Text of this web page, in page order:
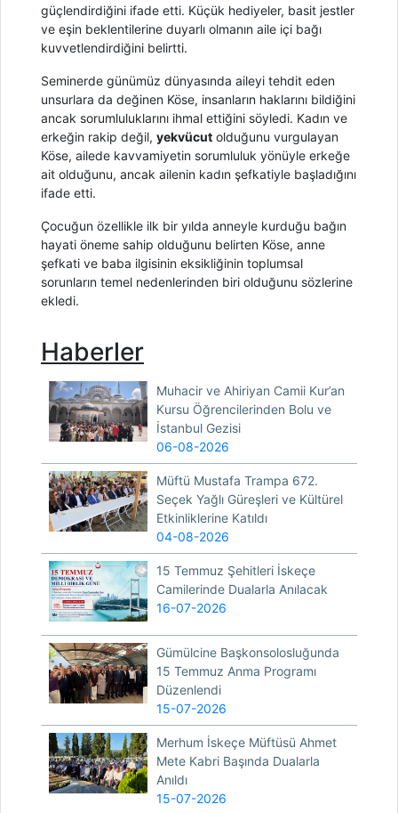
güçlendirdiğini ifade etti. Küçük hediyeler, basit jestler
ve eşin beklentilerine duyarlı olmanın aile içi bağı
kuvvetlendirdiğini belirtti.
Seminerde günümüz dünyasında aileyi tehdit eden
unsurlara da değinen Köse, insanların haklarını bildiğini
ancak sorumluluklarını ihmal ettiğini söyledi. Kadın ve
erkeğin rakip değil, yekvücut olduğunu vurgulayan
Köse, ailede kavvamiyetin sorumluluk yönüyle erkeğe
ait olduğunu, ancak ailenin kadın şefkatiyle başladığını
ifade etti.
Çocuğun özellikle ilk bir yılda anneyle kurduğu bağın
hayati öneme sahip olduğunu belirten Köse, anne
şefkati ve baba ilgisinin eksikliğinin toplumsal
sorunların temel nedenlerinden biri olduğunu sözlerine
ekledi.
Haberler
Muhacir ve Ahiriyan Camii Kur’an
Kursu Öğrencilerinden Bolu ve
İstanbul Gezisi
06-08-2026
Müftü Mustafa Trampa 672.
Seçek Yağlı Güreşleri ve Kültürel
Etkinliklerine Katıldı
04-08-2026
15 Temmuz Şehitleri İskeçe
Camilerinde Dualarla Anılacak
16-07-2026
Gümülcine Başkonsolosluğunda
15 Temmuz Anma Programı
Düzenlendi
15-07-2026
Merhum İskeçe Müftüsü Ahmet
Mete Kabri Başında Dualarla
Anıldı
15-07-2026